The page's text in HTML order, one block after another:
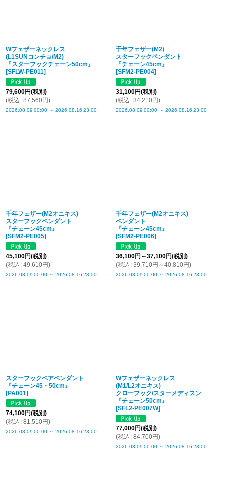
Wフェザーネックレス
(L1SUNコンチョ/M2)
『スターフックチェーン50cm』
[SFLW-PE011]
79,600円(税別)
(税込 : 87,560円)
2026.08.09 00:00 ～ 2026.08.16 23:00
千年フェザー(M2)
スターフックペンダント
『チェーン45cm』
[SFM2-PE004]
31,100円(税別)
(税込 : 34,210円)
2026.08.09 00:00 ～ 2026.08.16 23:00
千年フェザー(M2オニキス)
スターフックペンダント
『チェーン45cm』
[SFM2-PE005]
45,100円(税別)
(税込 : 49,610円)
2026.08.09 00:00 ～ 2026.08.16 23:00
千年フェザー(M2オニキス)
ペンダント
『チェーン45cm』
[SFM2-PE006]
36,100円 ～37,100円(税別)
(税込 : 39,710円 ～40,810円)
2026.08.09 00:00 ～ 2026.08.16 23:00
スターフックペアペンダント
『チェーン45・50cm』
[PA001]
74,100円(税別)
(税込 : 81,510円)
2026.08.09 00:00 ～ 2026.08.16 23:00
Wフェザーネックレス
(M1/L2オニキス)
クローフック/スターメディスン
『チェーン50cm』
[SFL2-PE007W]
77,000円(税別)
(税込 : 84,700円)
2026.08.09 00:00 ～ 2026.08.16 23:00